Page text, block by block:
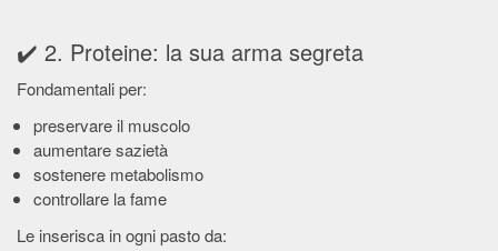
✔️ 2. Proteine: la sua arma segreta
Fondamentali per:
preservare il muscolo
aumentare sazietà
sostenere metabolismo
controllare la fame
Le inserisca in ogni pasto da: